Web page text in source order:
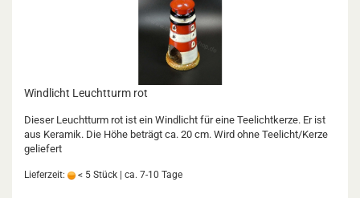
Windlicht Leuchtturm rot
Dieser Leuchtturm rot ist ein Windlicht für eine Teelichtkerze. Er ist
aus Keramik. Die Höhe beträgt ca. 20 cm. Wird ohne Teelicht/Kerze
geliefert
Lieferzeit: < 5 Stück | ca. 7-10 Tage